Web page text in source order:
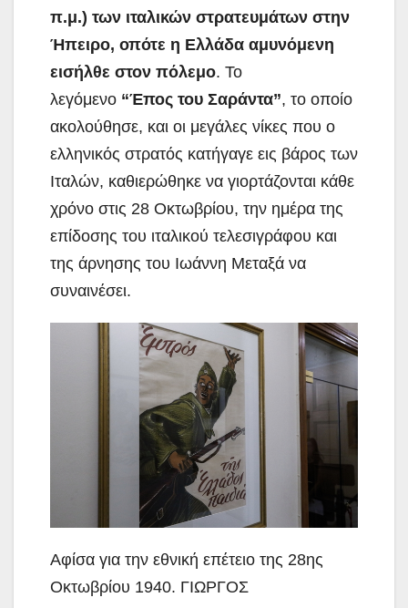
π.μ.) των ιταλικών στρατευμάτων στην
Ήπειρο, οπότε η Ελλάδα αμυνόμενη
εισήλθε στον πόλεμο. Το
λεγόμενο “Έπος του Σαράντα”, το οποίο
ακολούθησε, και οι μεγάλες νίκες που ο
ελληνικός στρατός κατήγαγε εις βάρος των
Ιταλών, καθιερώθηκε να γιορτάζονται κάθε
χρόνο στις 28 Οκτωβρίου, την ημέρα της
επίδοσης του ιταλικού τελεσιγράφου και
της άρνησης του Ιωάννη Μεταξά να
συναινέσει.
Αφίσα για την εθνική επέτειο της 28ης
Οκτωβρίου 1940. ΓΙΩΡΓΟΣ